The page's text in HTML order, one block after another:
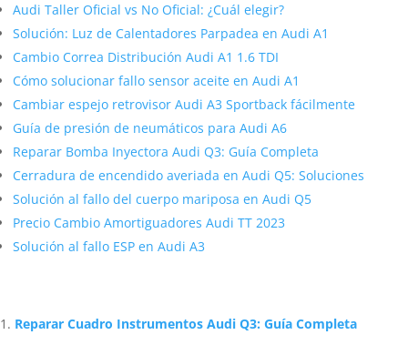
Audi Taller Oficial vs No Oficial: ¿Cuál elegir?
Solución: Luz de Calentadores Parpadea en Audi A1
Cambio Correa Distribución Audi A1 1.6 TDI
Cómo solucionar fallo sensor aceite en Audi A1
Cambiar espejo retrovisor Audi A3 Sportback fácilmente
Guía de presión de neumáticos para Audi A6
Reparar Bomba Inyectora Audi Q3: Guía Completa
Cerradura de encendido averiada en Audi Q5: Soluciones
Solución al fallo del cuerpo mariposa en Audi Q5
Precio Cambio Amortiguadores Audi TT 2023
Solución al fallo ESP en Audi A3
Reparar Cuadro Instrumentos Audi Q3: Guía Completa